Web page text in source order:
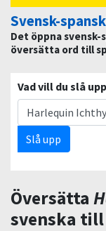
Svensk-
Det öppna
översätta ord till
Vad vill du slå
Slå upp
Översätta
svenska